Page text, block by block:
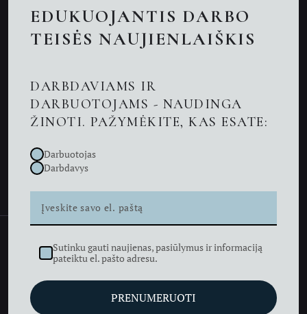
Nuotolinės konsultacijos
Advokatas Kaune
Naujienos
Advokatų profesinė bendrija KIZNĖ LEGAL © 2026
EDUKUOJANTIS DARBO
TEISĖS NAUJIENLAIŠKIS
DARBDAVIAMS IR
DARBUOTOJAMS - NAUDINGA
ŽINOTI. PAŽYMĖKITE, KAS ESATE:
Darbuotojas
Darbdavys
Sutinku gauti naujienas, pasiūlymus ir informaciją
pateiktu el. pašto adresu.
PRENUMERUOTI